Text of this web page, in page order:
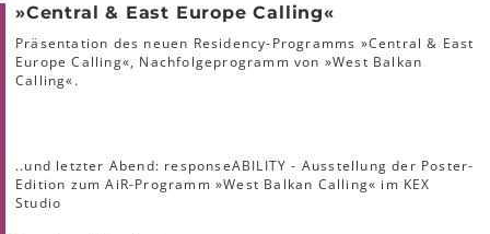
»Central & East Europe Calling«
Präsentation des neuen Residency-Programms »Central & East
Europe Calling«, Nachfolgeprogramm von »West Balkan
Calling«.
..und letzter Abend: responseABILITY - Ausstellung der Poster-
Edition zum AiR-Programm »West Balkan Calling« im KEX
Studio